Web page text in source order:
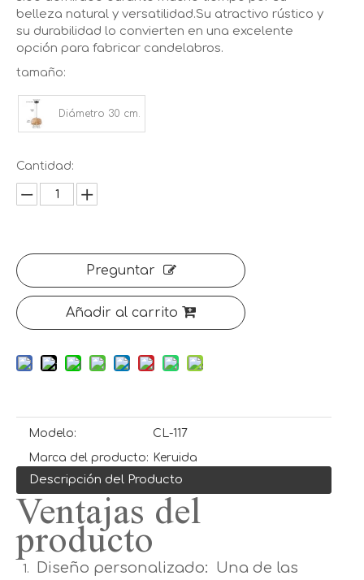
belleza natural y versatilidad.Su atractivo rústico y
su durabilidad lo convierten en una excelente
opción para fabricar candelabros.
tamaño:
Diámetro 30 cm.
Cantidad:
Preguntar
Añadir al carrito
Modelo:
CL-117
Marca del producto: Keruida
Descripción del Producto
Ventajas del
producto
Diseño personalizado: Una de las